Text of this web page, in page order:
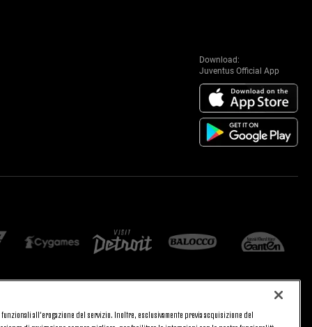
Download:
Juventus Official App
all’erogazione del servizio. Inoltre, esclusivamente previa acquisizione del